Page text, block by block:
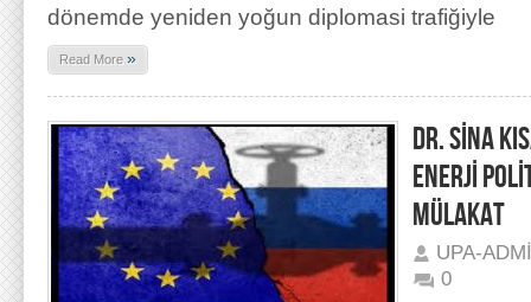
dönemde yeniden yoğun diplomasi trafiğiyle
Read More »
DR. SİNA
ENERJİ
MÜLAKAT
UPA-
0